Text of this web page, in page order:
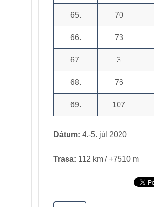
65. 70
66. 73
67. 3
68. 76
69. 107
Dátum: 4.-5. júl 2020
Trasa: 112 km / +7510 m